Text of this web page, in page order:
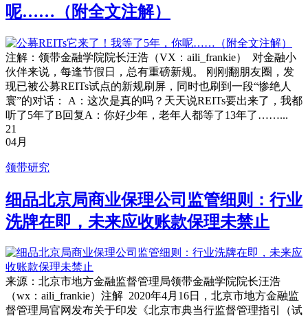
呢……（附全文注解）
注解：领带金融学院院长汪浩（VX：aili_frankie） 对金融小
伙伴来说，每逢节假日，总有重磅新规。 刚刚翻朋友圈，发
现已被公募REITs试点的新规刷屏，同时也刷到一段“惨绝人
寰”的对话： A：这次是真的吗？天天说REITs要出来了，我都
听了5年了B回复A：你好少年，老年人都等了13年了……...
21
04月
领带研究
细品北京局商业保理公司监管细则：行业
洗牌在即，未来应收账款保理未禁止
来源：北京市地方金融监督管理局领带金融学院院长汪浩
（wx：aili_frankie）注解 2020年4月16日，北京市地方金融监
督管理局官网发布关于印发《北京市典当行监督管理指引（试